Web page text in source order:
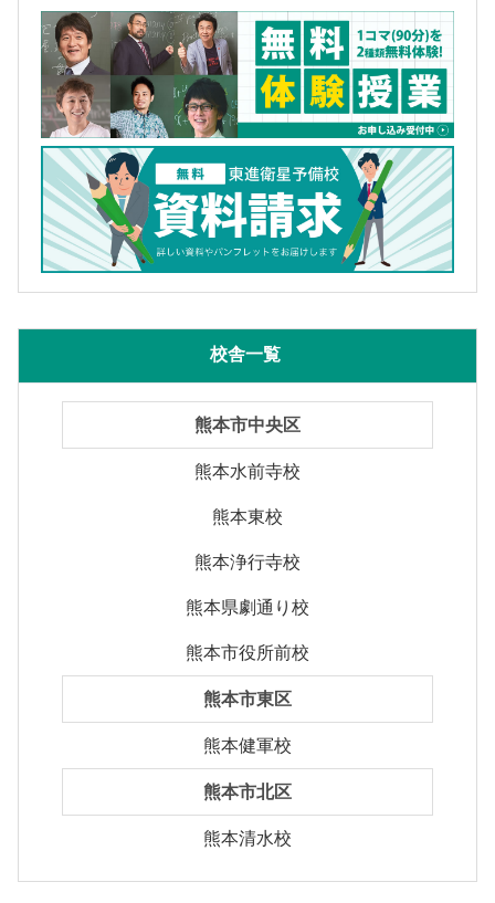
校舎一覧
熊本市中央区
熊本水前寺校
熊本東校
熊本浄行寺校
熊本県劇通り校
熊本市役所前校
熊本市東区
熊本健軍校
熊本市北区
熊本清水校